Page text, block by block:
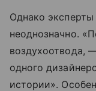
Однако
неоднозначно.
воздухоотвода,
одного
истории».